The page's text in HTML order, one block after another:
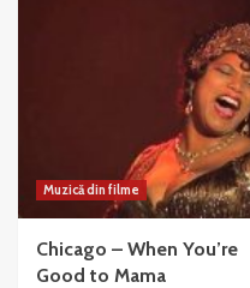
Muzică din filme
Chicago – When You’re
Good to Mama